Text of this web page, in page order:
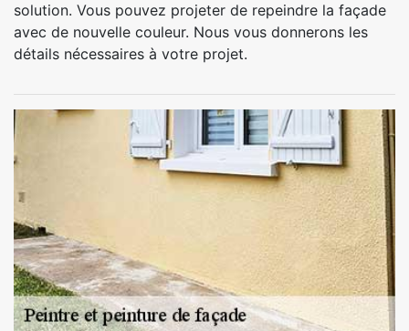
solution. Vous pouvez projeter de repeindre la façade
avec de nouvelle couleur. Nous vous donnerons les
détails nécessaires à votre projet.